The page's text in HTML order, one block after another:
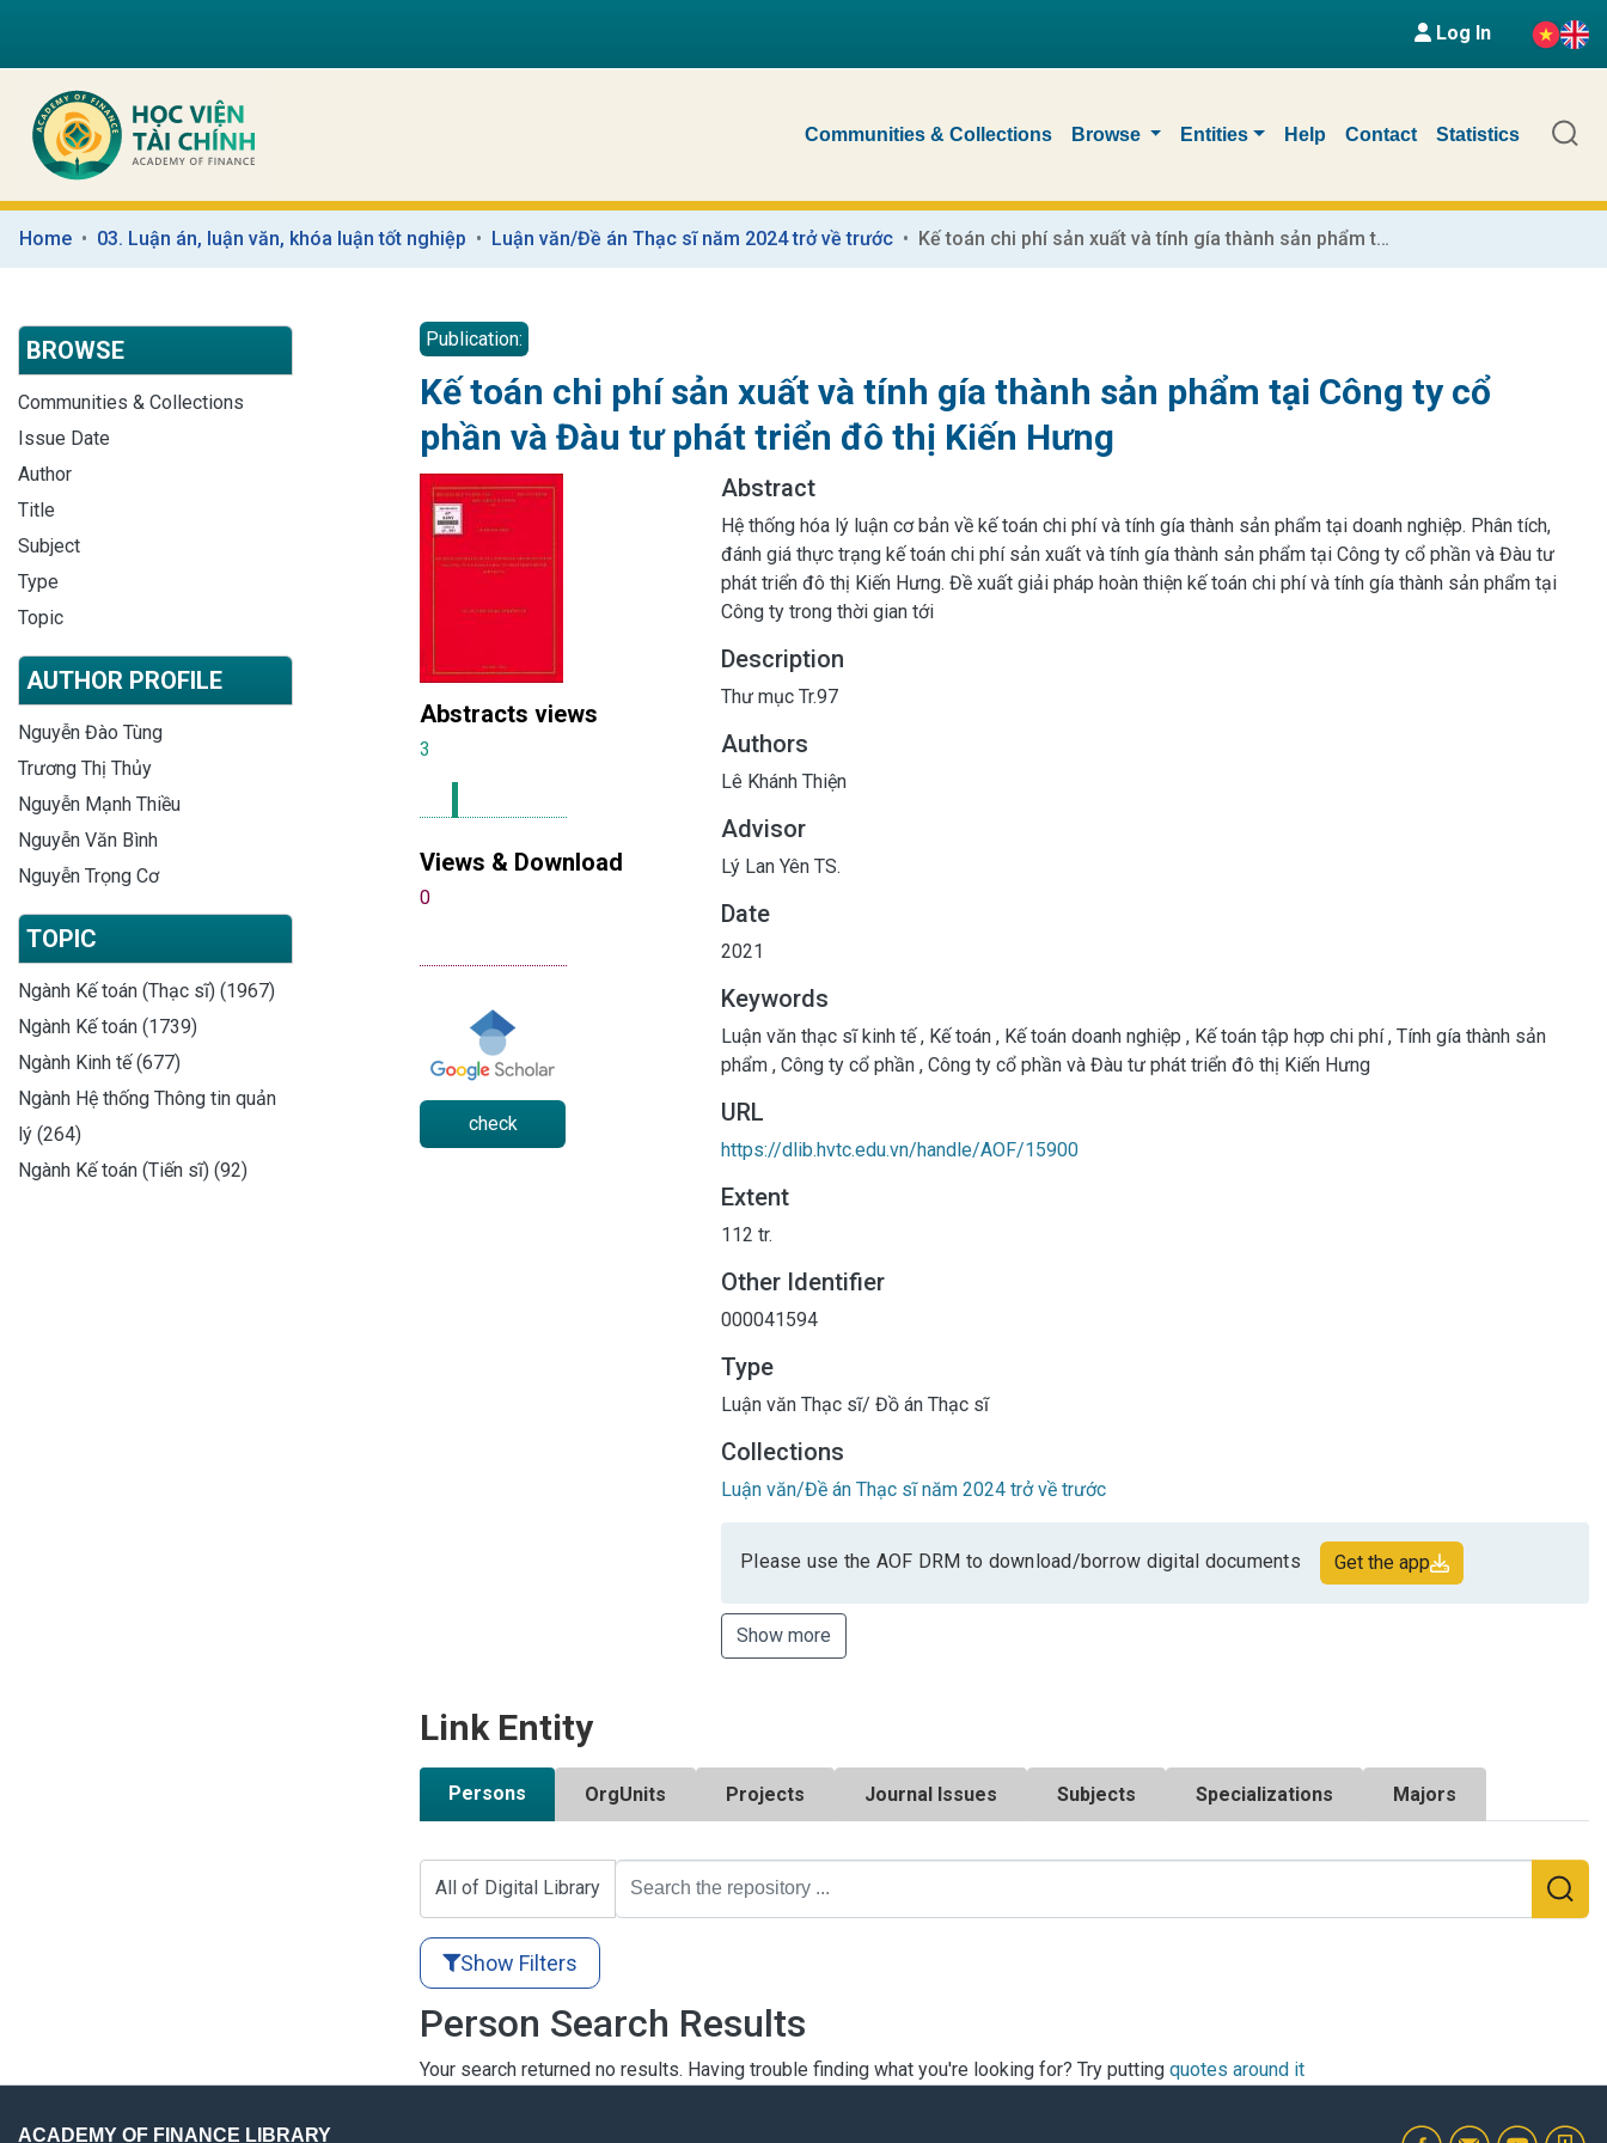
Log In
Communities & Collections Browse Entities Help Contact Statistics
Home 03. Luận án, luận văn, khóa luận tốt nghiệp Luận văn/Đề án Thạc sĩ năm 2024 trở về trước Kế toán chi phí sản xuất và tính gía thành sản phẩm tại Công ty cổ phần và Đàu tư phát triển đô thị Kiến Hưng
BROWSE
Communities & Collections
Issue Date
Author
Title
Subject
Type
Topic
AUTHOR PROFILE
Nguyễn Đào Tùng
Trương Thị Thủy
Nguyễn Mạnh Thiều
Nguyễn Văn Bình
Nguyễn Trọng Cơ
TOPIC
Ngành Kế toán (Thạc sĩ) (1967)
Ngành Kế toán (1739)
Ngành Kinh tế (677)
Ngành Hệ thống Thông tin quản
lý (264)
Ngành Kế toán (Tiến sĩ) (92)
Publication:
Kế toán chi phí sản xuất và tính gía thành sản phẩm tại Công ty cổ
phần và Đàu tư phát triển đô thị Kiến Hưng
Abstracts views
3
Views & Download
0
check
Abstract
Hệ thống hóa lý luận cơ bản về kế toán chi phí và tính gía thành sản phẩm tại doanh nghiệp. Phân tích,
đánh giá thực trạng kế toán chi phí sản xuất và tính gía thành sản phẩm tại Công ty cổ phần và Đàu tư
phát triển đô thị Kiến Hưng. Đề xuất giải pháp hoàn thiện kế toán chi phí và tính gía thành sản phẩm tại
Công ty trong thời gian tới
Description
Thư mục Tr.97
Authors
Lê Khánh Thiện
Advisor
Lý Lan Yên TS.
Date
2021
Keywords
Luận văn thạc sĩ kinh tế, Kế toán , Kế toán doanh nghiệp , Kế toán tập hợp chi phí, Tính gía thành sản
phẩm , Công ty cổ phần , Công ty cổ phần và Đàu tư phát triển đô thị Kiến Hưng
URL
https://dlib.hvtc.edu.vn/handle/AOF/15900
Extent
112 tr.
Other Identifier
000041594
Type
Luận văn Thạc sĩ/ Đồ án Thạc sĩ
Collections
Luận văn/Đề án Thạc sĩ năm 2024 trở về trước
Please use the AOF DRM to download/borrow digital documents Get the app
Show more
Link Entity
Persons OrgUnits Projects Journal Issues Subjects Specializations Majors
All of Digital Library
Show Filters
Person Search Results
Your search returned no results. Having trouble finding what you're looking for? Try putting quotes around it
ACADEMY OF FINANCE LIBRARY